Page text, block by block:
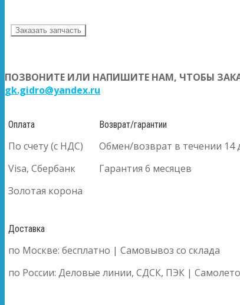
Заказать запчасть
ПОЗВОНИТЕ ИЛИ НАПИШИТЕ НАМ, ЧТОБЫ
gk.gidro@yandex.ru
Оплата
По счету (с НДС)
Visa, Сбербанк
Золотая корона
Возврат/гарантии
Обмен/возврат в течении 14
Гарантия 6 месяцев
Доставка
по Москве: бесплатно | Самовывоз со склада
по России: Деловые линии, СДСК, ПЭК |